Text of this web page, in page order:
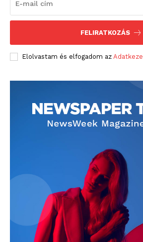
FELIRATKOZÁS
Elolvastam és elfogadom az